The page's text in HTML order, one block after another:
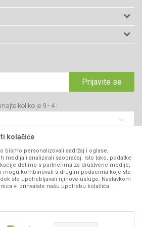
235/2
Prijavite se
koliko je 9 - 4 :
Prijavite se
kolačiće
bismo personalizovali sadržaj i oglase,
medija i analizirali saobraćaj. Isto tako, podatke
delimo s partnerima za društvene medije,
mogu kombinovati s drugim podacima koje ste
ste upotrebljavali njihove usluge. Nastavkom
vi prihvatate našu upotrebu kolačića.